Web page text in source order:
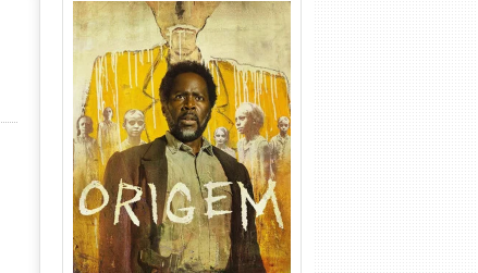
Origem 4ª Temporada Torrent
(2026) WEB-DL 1080p/4K
Dual Áudio